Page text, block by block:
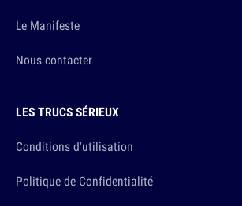
Le Manifeste
Nous contacter
LES TRUCS SÉRIEUX
Conditions d'utilisation
Politique de Confidentialité